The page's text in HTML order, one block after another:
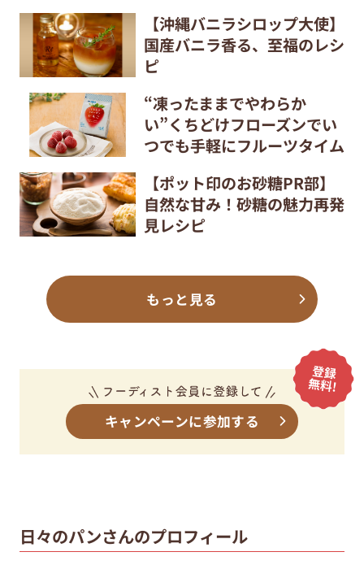
【沖縄バニラシロップ大使】
国産バニラ香る、至福のレシ
ピ
“凍ったままでやわらか
い”くちどけフローズンでい
つでも手軽にフルーツタイム
【ポット印のお砂糖PR部】
自然な甘み！砂糖の魅力再発
見レシピ
もっと見る
キャンペーンに参加する
日々のパンさんのプロフィール